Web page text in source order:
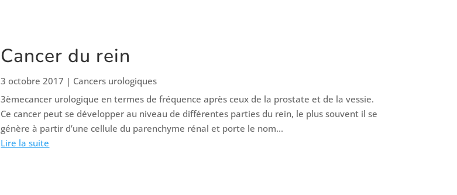
Cancer du rein
3 octobre 2017 | Cancers urologiques
3èmecancer urologique en termes de fréquence après ceux de la prostate et de la vessie.
Ce cancer peut se développer au niveau de différentes parties du rein, le plus souvent il se
génère à partir d’une cellule du parenchyme rénal et porte le nom...
Lire la suite